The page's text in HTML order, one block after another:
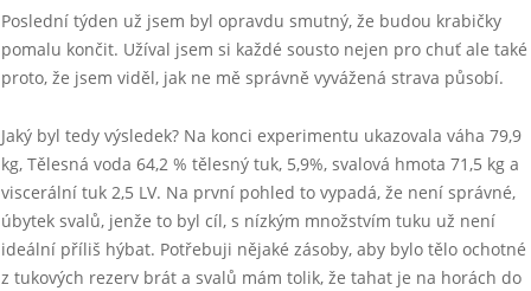
Poslední týden už jsem byl opravdu smutný, že budou krabičky
pomalu končit. Užíval jsem si každé sousto nejen pro chuť ale také
proto, že jsem viděl, jak ne mě správně vyvážená strava působí.
Jaký byl tedy výsledek? Na konci experimentu ukazovala váha 79,9
kg, Tělesná voda 64,2 % tělesný tuk, 5,9%, svalová hmota 71,5 kg a
viscerální tuk 2,5 LV. Na první pohled to vypadá, že není správné,
úbytek svalů, jenže to byl cíl, s nízkým množstvím tuku už není
ideální příliš hýbat. Potřebuji nějaké zásoby, aby bylo tělo ochotné
z tukových rezerv brát a svalů mám tolik, že tahat je na horách do